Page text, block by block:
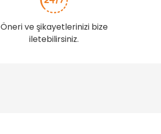
Öneri ve şikayetlerinizi bize
iletebilirsiniz.